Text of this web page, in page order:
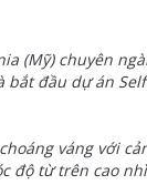
(Mỹ) chuyên
bắt đầu dự án
váng với
độ từ trên cao